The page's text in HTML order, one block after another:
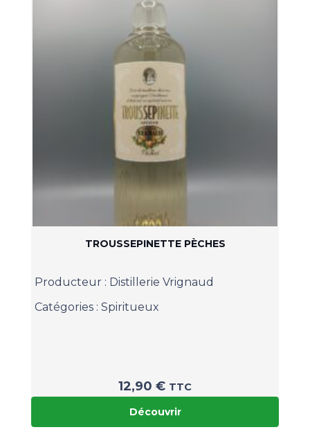
TROUSSEPINETTE PÈCHES
Producteur : Distillerie Vrignaud
Catégories : Spiritueux
12,90 € TTC
Découvrir